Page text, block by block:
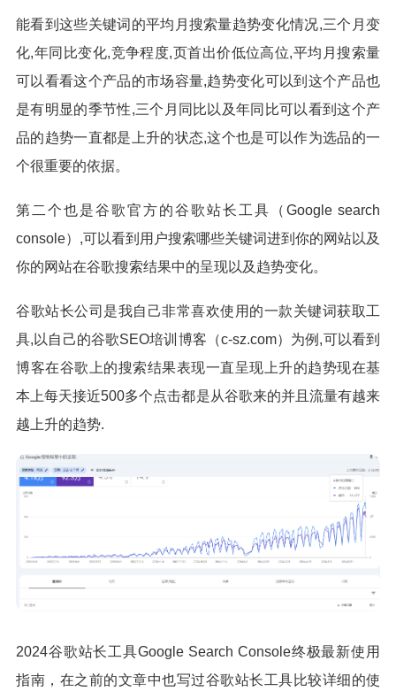
能看到这些关键词的平均月搜索量趋势变化情况,三个月变
化,年同比变化,竞争程度,页首出价低位高位,平均月搜索量
可以看看这个产品的市场容量,趋势变化可以到这个产品也
是有明显的季节性,三个月同比以及年同比可以看到这个产
品的趋势一直都是上升的状态,这个也是可以作为选品的一
个很重要的依据。
第二个也是谷歌官方的谷歌站长工具（Google search
console）,可以看到用户搜索哪些关键词进到你的网站以及
你的网站在谷歌搜索结果中的呈现以及趋势变化。
谷歌站长公司是我自己非常喜欢使用的一款关键词获取工
具,以自己的谷歌SEO培训博客（c-sz.com）为例,可以看到
博客在谷歌上的搜索结果表现一直呈现上升的趋势现在基
本上每天接近500多个点击都是从谷歌来的并且流量有越来
越上升的趋势.
2024谷歌站长工具Google Search Console终极最新使用
指南，在之前的文章中也写过谷歌站长工具比较详细的使